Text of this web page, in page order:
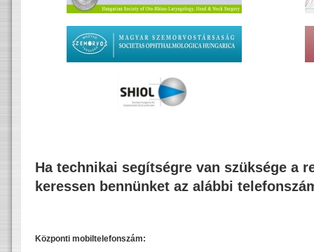
Ha technikai segítségre van szüksége a
keressen bennünket az alábbi
Központi mobiltelefonszám: